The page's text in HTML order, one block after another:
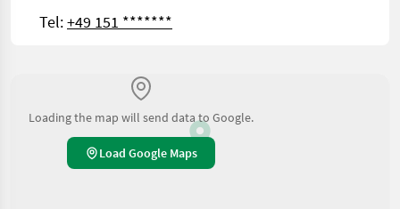
Tel:+49 151 *******
Loading the map will send data to Google.
Load Google Maps